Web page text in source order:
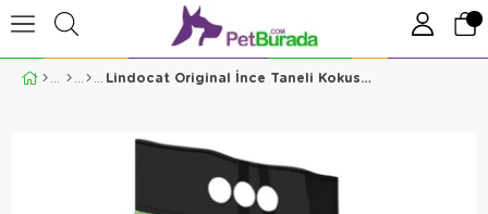
Lindocat Original İnce Taneli Kokusuz Topaklanan Kedi Kumu 10 Lt